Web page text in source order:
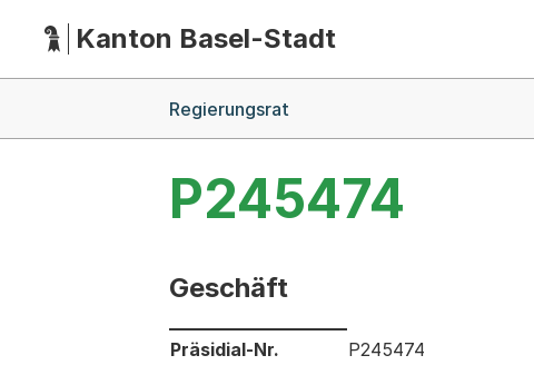
HauptnavigationKanton Basel-Stadt
Regierungsrat
P245474
Geschäft
Informationen zum Ausgewählten Geschäft
Präsidial-Nr.
P245474